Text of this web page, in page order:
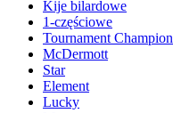
Kije bilardowe
1-częściowe
Tournament Champion
McDermott
Star
Element
Lucky